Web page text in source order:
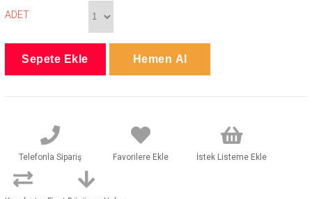
ADET
Telefonla Sipariş Favorilere Ekle İstek Listeme Ekle